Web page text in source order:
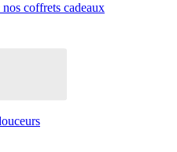
coffrets cadeaux